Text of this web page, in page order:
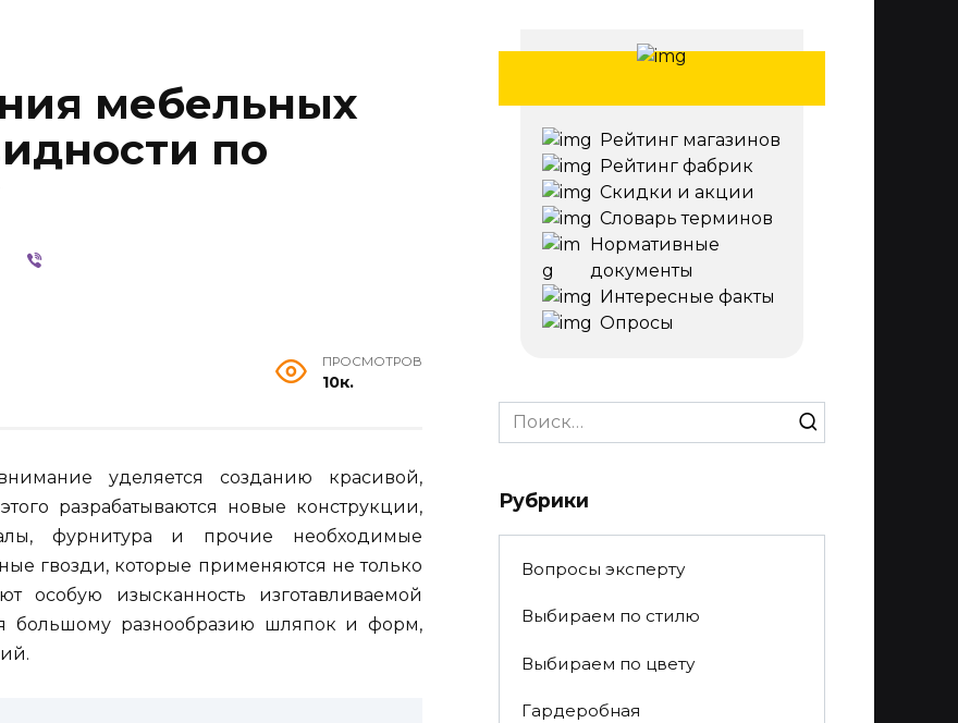
мебельных
по
ПРОСМОТРОВ
10к.
уделяется созданию красивой,
разрабатываются новые конструкции,
фурнитура и прочие необходимые
гвозди, которые применяются не только
изысканность изготавливаемой
большому разнообразию шляпок и форм,
Рейтинг магазинов
Рейтинг фабрик
Скидки и акции
Словарь терминов
Нормативные
документы
Интересные факты
Опросы
Search
for:
Рубрики
Вопросы эксперту
Выбираем по стилю
Выбираем по цвету
Гардеробная